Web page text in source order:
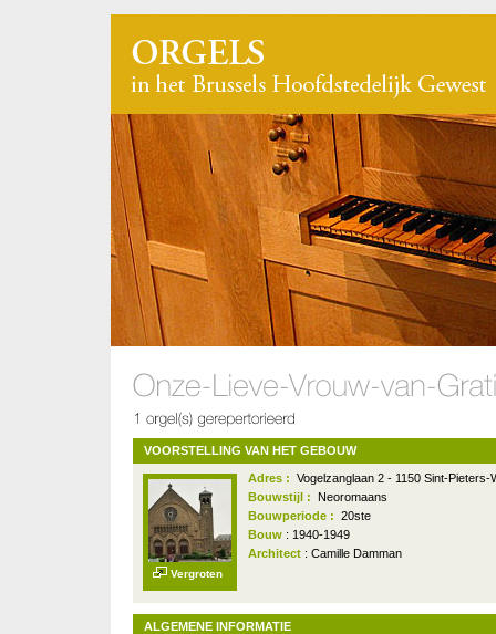
VOORSTELLING VAN HET GEBOUW
Vergroten
Adres : Vogelzanglaan 2 - 1150 Sint-Pieters-
Bouwstijl :
Neoromaans
Bouwperiode : 20ste
Bouw : 1940-1949
Architect : Camille Damman
ALGEMENE INFORMATIE